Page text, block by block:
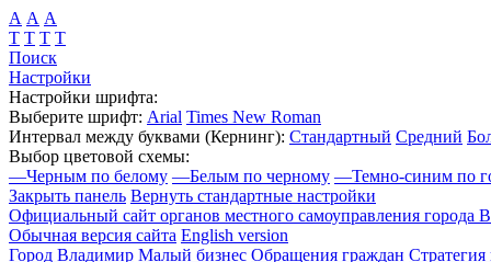
А А А
Т Т Т Т
Поиск
Настройки
Настройки шрифта:
Выберите шрифт: Arial Times New Roman
Интервал между буквами (Кернинг): Стандартный Средний
Выбор цветовой схемы:
—Черным по белому —Белым по черному —Темно-синим по
Закрыть панель Вернуть стандартные настройки
Официальный сайт органов местного самоуправления города
Обычная версия сайта English version
Город Владимир Малый бизнес Обращения граждан Стратегия